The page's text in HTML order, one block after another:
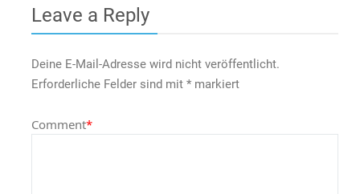
Leave a Reply
Deine E-Mail-Adresse wird nicht veröffentlicht.
Erforderliche Felder sind mit * markiert
Comment*